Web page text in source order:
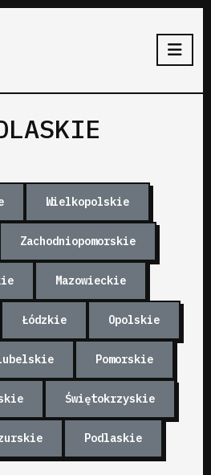
Wielkopolskie
Zachodniopomorskie
Mazowieckie
Łódzkie Opolskie
Pomorskie
Świętokrzyskie
Podlaskie